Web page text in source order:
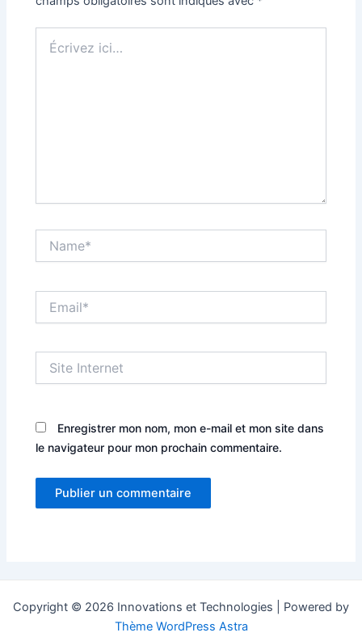
ici…
Internet
Enregistrer mon nom, mon e-mail et mon site dans
le navigateur pour mon prochain commentaire.
Copyright © 2026 Innovations et Technologies | Powered by
Thème WordPress Astra